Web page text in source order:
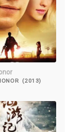
(2013)